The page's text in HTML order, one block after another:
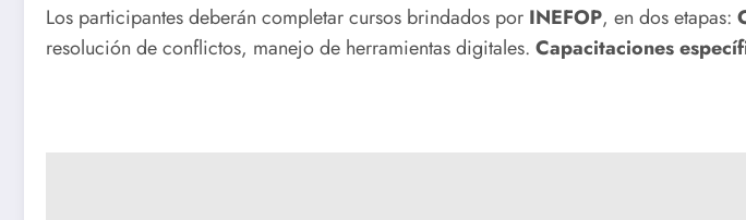
Los participantes deberán completar cursos brindados por INEFOP, en dos etapas:
resolución de conflictos, manejo de herramientas digitales. Capacitaciones